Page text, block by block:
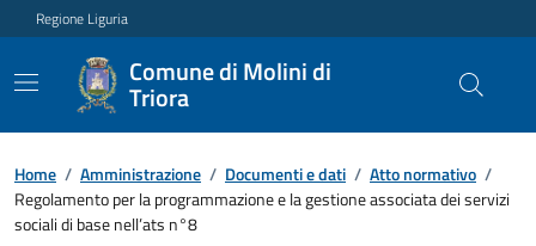
Regione Liguria
Comune di Molini di
Triora
Home / Amministrazione / Documenti e dati / Atto normativo /
Regolamento per la programmazione e la gestione associata dei servizi
sociali di base nell’ats n°8